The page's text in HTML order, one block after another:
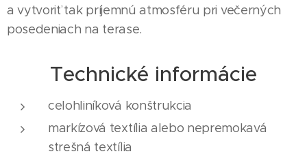
a vytvoriť tak príjemnú atmosféru pri večerných
posedeniach na terase.
Technické informácie
celohliníková konštrukcia
markízová textília alebo nepremokavá
strešná textília